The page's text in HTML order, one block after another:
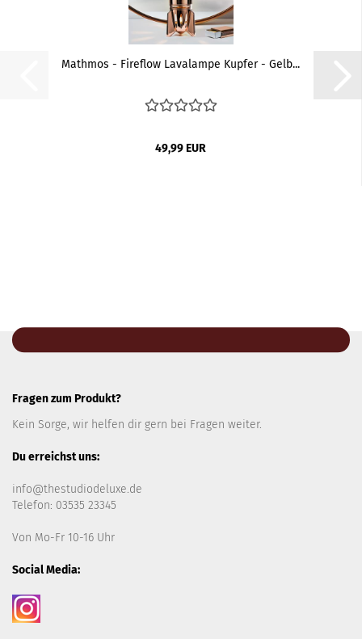
Mathmos - Fireflow Lavalampe Kupfer - Gelb...
49,99 EUR
Fragen zum Produkt?
Kein Sorge, wir helfen dir gern bei Fragen weiter.
Du erreichst uns:
info@thestudiodeluxe.de
Telefon: 03535 23345
Von Mo-Fr 10-16 Uhr
Social Media: